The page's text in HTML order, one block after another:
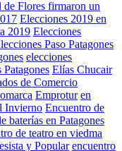
Flores firmaron un
Elecciones 2019 en
2019 Elecciones
Paso Patagones
elecciones
Elías Chucair
de Comercio
Emprotur en
Invierno Encuentro de
baterías en Patagones
de teatro en viedma
y Popular encuentro